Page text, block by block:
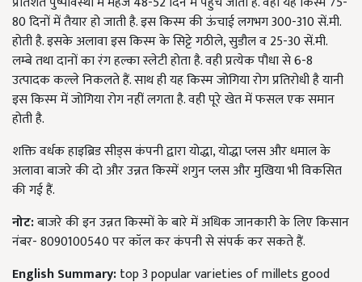
80 दिनों में तैयार हो जाती है. इस किस्म की ऊंचाई लगभग 300-310 सें.मी.
होती है. इसके अलावा इस किस्म के सिट्टे गठीले, सुडौल व 25-30 सें.मी.
लम्बे तथा दानों का रंग हल्का स्लेटी होता है. वही प्रत्येक पौधा से 6-8
उत्पादक कल्ले निकलते हैं. साथ ही यह किस्म जोगिया रोग प्रतिरोधी है यानी
इस किस्म में जोगिया रोग नहीं लगता है. वही पूरे खेत में फसल एक समान
होती है.
शक्ति वर्धक हाइब्रिड सीड्स कंपनी द्वारा योद्धा, योद्धा प्लस और धमाल के
अलावा बाजरे की दो और उन्नत किस्में शगुन प्लस और मुखिया भी विकसित
की गई हैं.
नोट:बाजरे की इन उन्नत किस्मों के बारे में अधिक जानकारी के लिए किसान
नंबर- 8090100540 पर कॉल कर कंपनी से संपर्क कर सकते हैं.
English Summary:top 3 popular varieties of millets good